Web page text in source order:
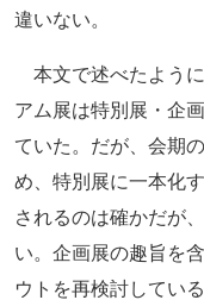
違いない。
本文で述べたよう
アム展は特別展・企
ていた。だが、会期
め、特別展に一本化
されるのは確かだが
い。企画展の趣旨を
ウトを再検討してい